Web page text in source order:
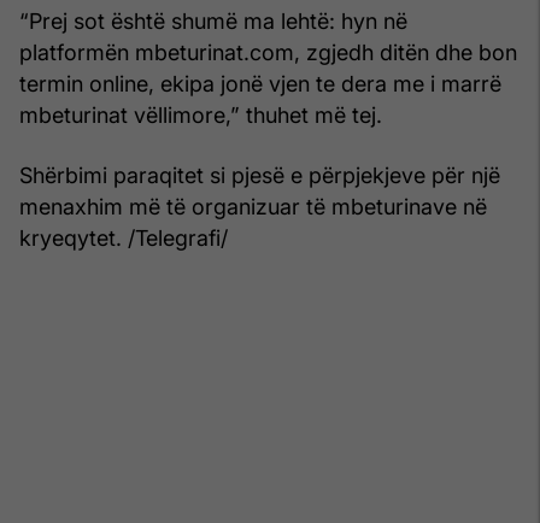
“Prej sot është shumë ma lehtë: hyn në
platformën mbeturinat.com, zgjedh ditën dhe bon
termin online, ekipa jonë vjen te dera me i marrë
mbeturinat vëllimore,” thuhet më tej.
Shërbimi paraqitet si pjesë e përpjekjeve për një
menaxhim më të organizuar të mbeturinave në
kryeqytet. /Telegrafi/